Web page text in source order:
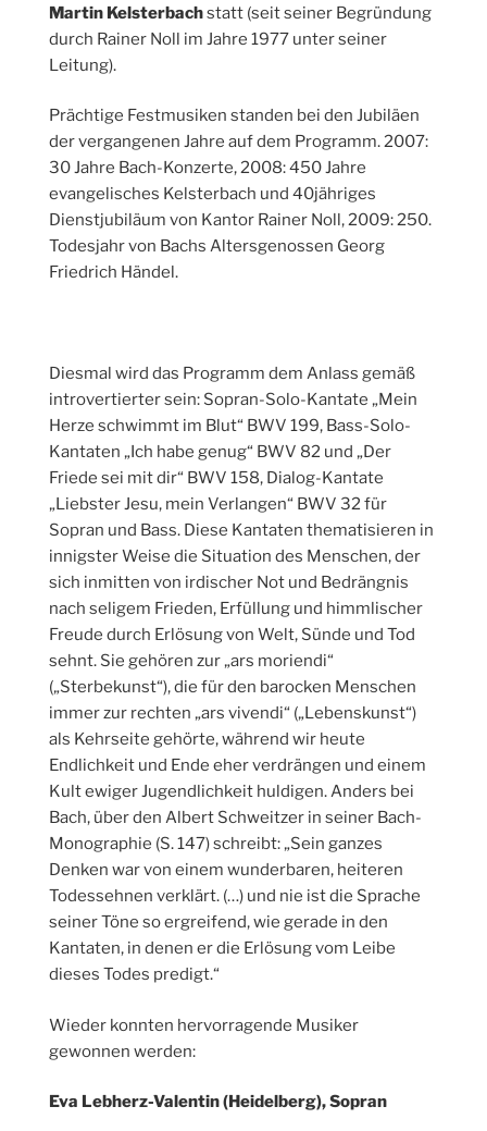
Martin Kelsterbachstatt (seit seiner Begründung
durch Rainer Noll im Jahre 1977 unter seiner
Leitung).
Prächtige Festmusiken standen bei den Jubiläen
der vergangenen Jahre auf dem Programm. 2007:
30 Jahre Bach-Konzerte, 2008: 450 Jahre
evangelisches Kelsterbach und 40jähriges
Dienstjubiläum von Kantor Rainer Noll, 2009: 250.
Todesjahr von Bachs Altersgenossen Georg
Friedrich Händel.
Diesmal wird das Programm dem Anlass gemäß
introvertierter sein: Sopran-Solo-Kantate „Mein
Herze schwimmt im Blut“ BWV 199, Bass-Solo-
Kantaten „Ich habe genug“ BWV 82 und „Der
Friede sei mit dir“ BWV 158, Dialog-Kantate
„Liebster Jesu, mein Verlangen“ BWV 32 für
Sopran und Bass. Diese Kantaten thematisieren in
innigster Weise die Situation des Menschen, der
sich inmitten von irdischer Not und Bedrängnis
nach seligem Frieden, Erfüllung und himmlischer
Freude durch Erlösung von Welt, Sünde und Tod
sehnt. Sie gehören zur „ars moriendi“
(„Sterbekunst“), die für den barocken Menschen
immer zur rechten „ars vivendi“ („Lebenskunst“)
als Kehrseite gehörte, während wir heute
Endlichkeit und Ende eher verdrängen und einem
Kult ewiger Jugendlichkeit huldigen. Anders bei
Bach, über den Albert Schweitzer in seiner Bach-
Monographie (S. 147) schreibt: „Sein ganzes
Denken war von einem wunderbaren, heiteren
Todessehnen verklärt. (…) und nie ist die Sprache
seiner Töne so ergreifend, wie gerade in den
Kantaten, in denen er die Erlösung vom Leibe
dieses Todes predigt.“
Wieder konnten hervorragende Musiker
gewonnen werden:
Eva Lebherz-Valentin (Heidelberg), Sopran